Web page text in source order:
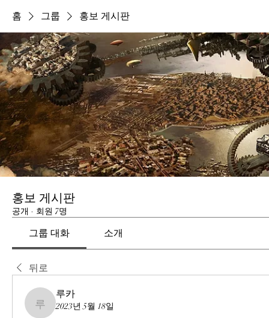
홈 그룹 홍보 게시판
홍보 게시판
공개 · 회원 7명
그룹 대화 소개
뒤로
루카
루카
2023년 5월 18일